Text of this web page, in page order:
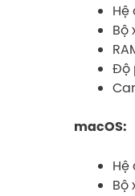
Hệ
Bộ
Độ
macOS:
Hệ
Bộ